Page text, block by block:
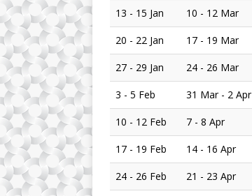
13 - 15 Jan 10 - 12 Mar
20 - 22 Jan 17 - 19 Mar
27 - 29 Jan 24 - 26 Mar
3 - 5 Feb 31 Mar - 2 Apr
10 - 12 Feb 7 - 8 Apr
17 - 19 Feb 14 - 16 Apr
24 - 26 Feb 21 - 23 Apr